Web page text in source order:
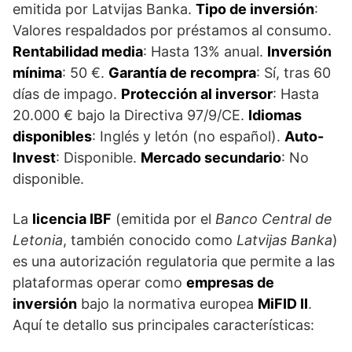
emitida por Latvijas Banka. Tipo de inversión:
Valores respaldados por préstamos al consumo.
Rentabilidad media: Hasta 13% anual. Inversión
mínima: 50 €. Garantía de recompra: Sí, tras 60
días de impago. Protección al inversor: Hasta
20.000 € bajo la Directiva 97/9/CE. Idiomas
disponibles: Inglés y letón (no español). Auto-
Invest: Disponible. Mercado secundario: No
disponible.
La licencia IBF (emitida por el Banco Central de
Letonia, también conocido como Latvijas Banka)
es una autorización regulatoria que permite a las
plataformas operar como empresas de
inversión bajo la normativa europea MiFID II.
Aquí te detallo sus principales características: